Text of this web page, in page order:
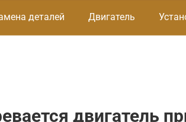
деталей Двигатель
двигатель